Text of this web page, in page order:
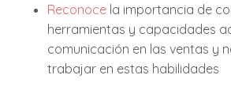
Reconoce la importancia de
herramientas y capacidades
comunicación en las ventas y
trabajar en estas habilidades